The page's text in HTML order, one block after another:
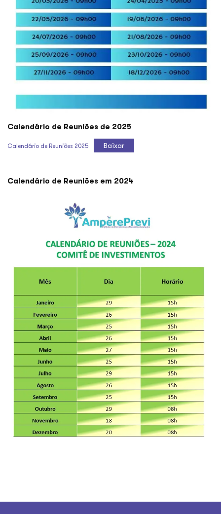
Calendário de Reuniões de 2025
Calendário de Reuniões 2025 Baixar
Calendário de Reuniões em 2024